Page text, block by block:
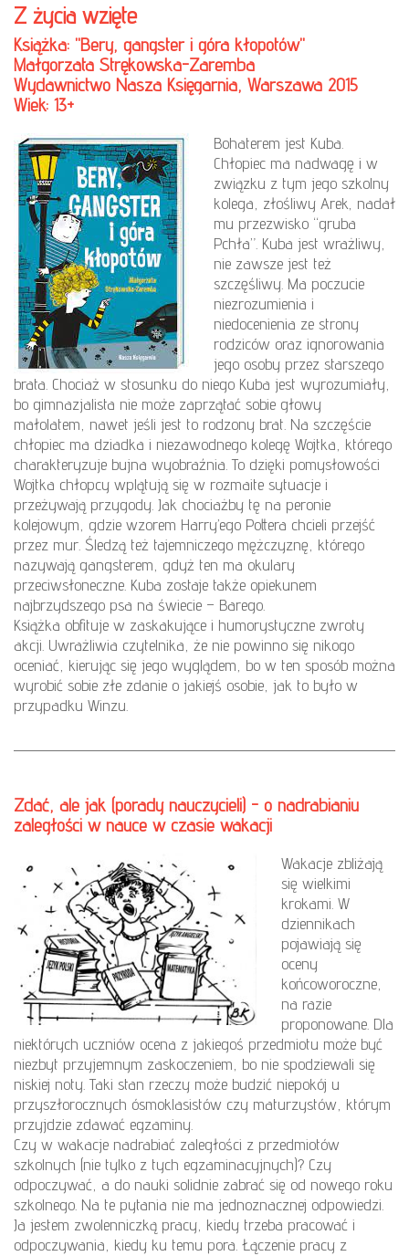
Z życia wzięte
Książka: "Bery, gangster i góra kłopotów"
Małgorzata Strękowska-Zaremba
Wydawnictwo Nasza Księgarnia, Warszawa 2015
Wiek: 13+
Bohaterem jest Kuba.
Chłopiec ma nadwagę i w
związku z tym jego szkolny
kolega, złośliwy Arek, nadał
mu przezwisko “gruba
Pchła”. Kuba jest wrażliwy,
nie zawsze jest też
szczęśliwy. Ma poczucie
niezrozumienia i
niedocenienia ze strony
rodziców oraz ignorowania
jego osoby przez starszego
brata. Chociaż w stosunku do niego Kuba jest wyrozumiały,
bo gimnazjalista nie może zaprzątać sobie głowy
małolatem, nawet jeśli jest to rodzony brat. Na szczęście
chłopiec ma dziadka i niezawodnego kolegę Wojtka, którego
charakteryzuje bujna wyobraźnia. To dzięki pomysłowości
Wojtka chłopcy wplątują się w rozmaite sytuacje i
przeżywają przygody. Jak chociażby tę na peronie
kolejowym, gdzie wzorem Harry’ego Pottera chcieli przejść
przez mur. Śledzą też tajemniczego mężczyznę, którego
nazywają gangsterem, gdyż ten ma okulary
przeciwsłoneczne. Kuba zostaje także opiekunem
najbrzydszego psa na świecie – Barego.
Książka obfituje w zaskakujące i humorystyczne zwroty
akcji. Uwrażliwia czytelnika, że nie powinno się nikogo
oceniać, kierując się jego wyglądem, bo w ten sposób można
wyrobić sobie złe zdanie o jakiejś osobie, jak to było w
przypadku Winzu.
Zdać, ale jak (porady nauczycieli) - o nadrabianiu
zaległości w nauce w czasie wakacji
Wakacje zbliżają
się wielkimi
krokami. W
dziennikach
pojawiają się
oceny
końcoworoczne,
na razie
proponowane. Dla
niektórych uczniów ocena z jakiegoś przedmiotu może być
niezbyt przyjemnym zaskoczeniem, bo nie spodziewali się
niskiej noty. Taki stan rzeczy może budzić niepokój u
przyszłorocznych ósmoklasistów czy maturzystów, którym
przyjdzie zdawać egzaminy.
Czy w wakacje nadrabiać zaległości z przedmiotów
szkolnych (nie tylko z tych egzaminacyjnych)? Czy
odpoczywać, a do nauki solidnie zabrać się od nowego roku
szkolnego. Na te pytania nie ma jednoznacznej odpowiedzi.
Ja jestem zwolenniczką pracy, kiedy trzeba pracować i
odpoczywania, kiedy ku temu pora. Łączenie pracy z